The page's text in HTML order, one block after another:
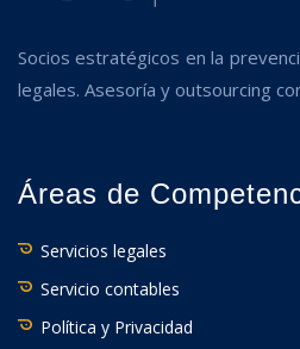
Socios estratégicos en la
legales. Asesoría y outsourcing
Áreas de
Servicios legales
Servicio contables
Política y Privacidad